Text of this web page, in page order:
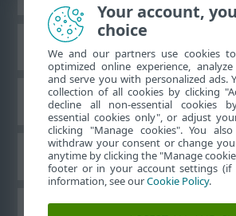
База знания на
Форум на ESET
Регионална
Your account,
choice
We and our partners use cookies
optimized online experience,
and serve you with personalized ads.
collection of all cookies by clicking
decline all non-essential cookies
essential cookies only", or adjust
clicking "Manage cookies". You
withdraw your consent or change
anytime by clicking the "Manage
footer or in your account settings (if
information, see ourCookie Policy.